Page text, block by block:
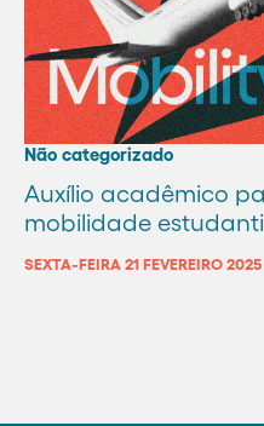
Não categorizado
Auxílio acadêmico
mobilidade
SEXTA-FEIRA 21 FEVEREIRO 2025